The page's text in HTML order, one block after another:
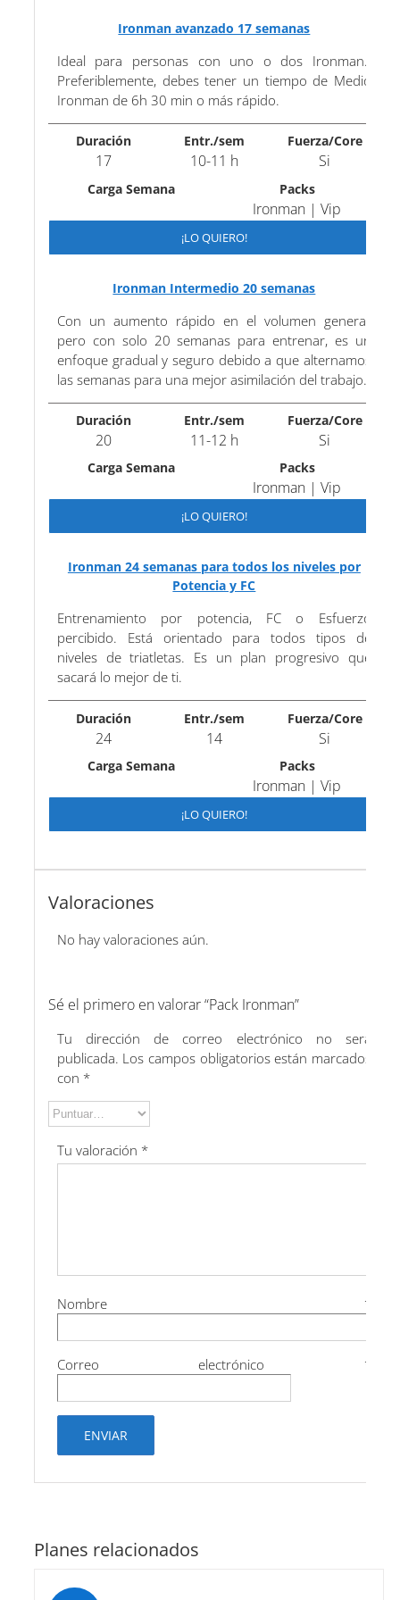
Ironman avanzado 17 semanas
Ideal para personas con uno o dos Ironman.
Preferiblemente, debes tener un tiempo de Medio
Ironman de 6h 30 min o más rápido.
Duración
17
Entr./sem
10-11 h
Fuerza/Core
Si
Carga Semana Packs
Ironman | Vip
¡LO QUIERO!
Ironman Intermedio 20 semanas
Con un aumento rápido en el volumen general,
pero con solo 20 semanas para entrenar, es un
enfoque gradual y seguro debido a que alternamos
las semanas para una mejor asimilación del trabajo.
Duración
20
Entr./sem
11-12 h
Fuerza/Core
Si
Carga Semana Packs
Ironman | Vip
¡LO QUIERO!
Ironman 24 semanas para todos los niveles por
Potencia y FC
Entrenamiento por potencia, FC o Esfuerzo
percibido. Está orientado para todos tipos de
niveles de triatletas. Es un plan progresivo que
sacará lo mejor de ti.
Duración
24
Entr./sem
14
Fuerza/Core
Si
Carga Semana Packs
Ironman | Vip
¡LO QUIERO!
Valoraciones
No hay valoraciones aún.
Sé el primero en valorar “Pack Ironman”
Tu dirección de correo electrónico no será
publicada. Los campos obligatorios están marcados
con *
Tu valoración *
Nombre *
Correo electrónico *
Planes relacionados